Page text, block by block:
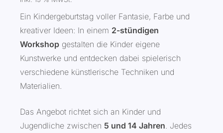
Ein Kindergeburtstag voller Fantasie, Farbe und
kreativer Ideen: In einem 2-stündigen
Workshop gestalten die Kinder eigene
Kunstwerke und entdecken dabei spielerisch
verschiedene künstlerische Techniken und
Materialien.
Das Angebot richtet sich an Kinder und
Jugendliche zwischen 5 und 14 Jahren. Jedes